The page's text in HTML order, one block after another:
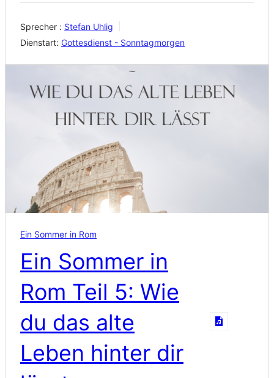
Sprecher : Stefan Uhlig
Dienstart: Gottesdienst - Sonntagmorgen
Ein Sommer in Rom
Ein Sommer in
Rom Teil 5: Wie
du das alte
Leben hinter dir